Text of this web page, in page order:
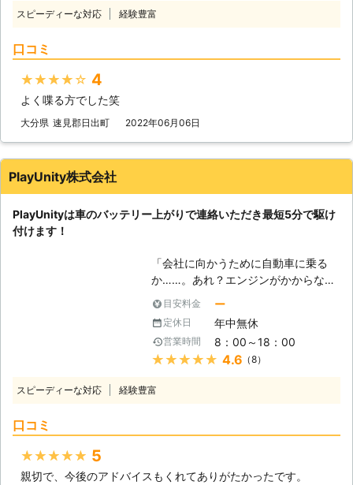
けつけられるように、工具などの準備
可能なのです。 お客様のもとへ最短
株式会社S&Sは365日24時間対応して
います。 深夜や祝日、元旦などの時
間帯に車のバッテリーが切れてしまっ
ができるので、お客様の「目的地に行
けなくなるかも……」という問題を解
消いたします。 もしも車のバッテリ
がお客様により良い快適な旅行ライフ
や快適で明るいカーライフを提供いた
電話をいただいたてから平均16分27
を何度も反復すると、作業内容を覚え
けられるようになったのです。 この
することができます。もしも車のエン
ジンが止まった場合、弊社までご連絡
くださいませ。連絡後、弊社スタッフ
がお客様の元へ駆けつけて車のバッテ
リーを充電させていただきます。
スピーディーな対応 経験豊富
口コミ
★★★★★ 4
よく喋る方でした笑
大分県 速見郡日出町 2022年06月06日
PlayUnity株式会社
PlayUnityは車のバッテリー上がりで連絡いただき最短5分で駆け
付けます！
「会社に向かうために自動車に乗る
か……。あれ？エンジンがかからな
い！」 出勤前に車が動かないと、焦
りますよね。当たり前のように動くと
思っていたので、今から電車で会社に
行こうにも、遅刻してしまうかもしれ
ません。「どうせ遅刻するなら、車が
なときは弊社「PlayUnity」が高速で
社は、多くのスタッフを至る所に配置
目安料金 ー
定休日 年中無休
営業時間 8：00～18：00
★★★★★ 4.6 （8）
スピーディーな対応 経験豊富
口コミ
★★★★★ 5
親切で、今後のアドバイスもくれてありがたかったです。